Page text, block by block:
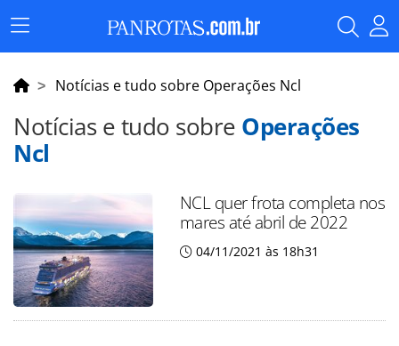
Menu
Principal
Notícias e tudo sobre Operações Ncl
Notícias e tudo sobre Operações
Ncl
NCL quer frota completa nos
mares até abril de 2022
04/11/2021 às 18h31